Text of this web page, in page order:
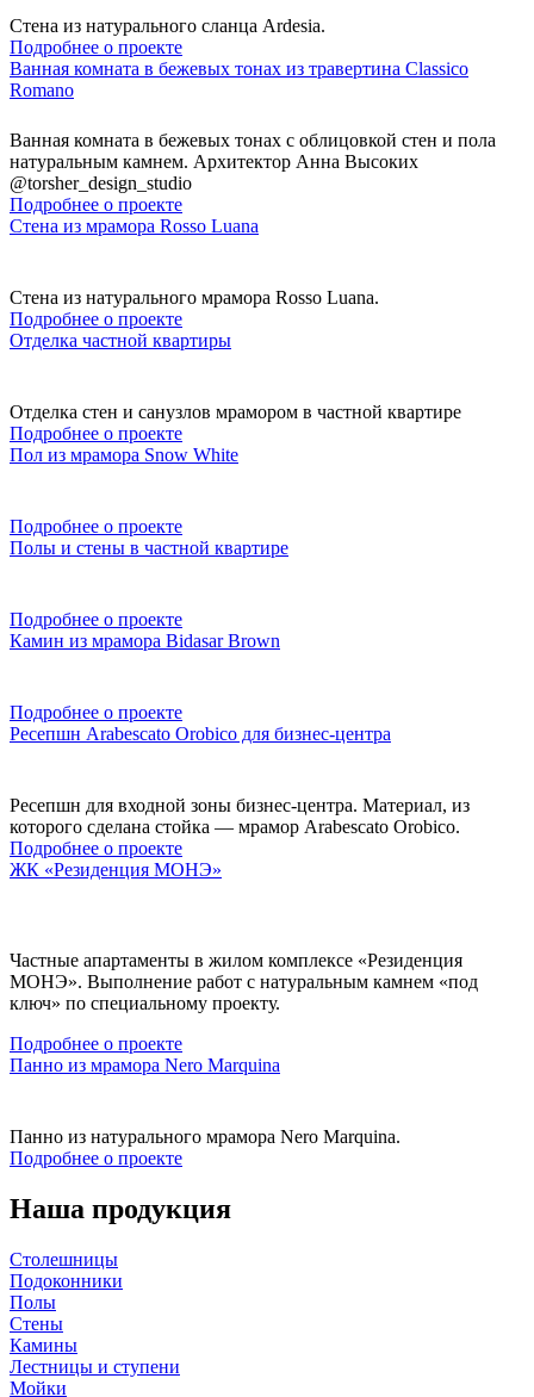
Стена из натурального сланца Ardesia.
Подробнее о проекте
Ванная комната в бежевых тонах из травертина Classico
Romano
Ванная комната в бежевых тонах с облицовкой стен и пола
натуральным камнем. Архитектор Анна Высоких
@torsher_design_studio
Подробнее о проекте
Стена из мрамора Rosso Luana
Стена из натурального мрамора Rosso Luana.
Подробнее о проекте
Отделка частной квартиры
Отделка стен и санузлов мрамором в частной квартире
Подробнее о проекте
Пол из мрамора Snow White
Подробнее о проекте
Полы и стены в частной квартире
Подробнее о проекте
Камин из мрамора Bidasar Brown
Подробнее о проекте
Ресепшн Arabescato Orobico для бизнес-центра
Ресепшн для входной зоны бизнес-центра. Материал, из
которого сделана стойка — мрамор Arabescato Orobico.
Подробнее о проекте
ЖК «Резиденция МОНЭ»
Частные апартаменты в жилом комплексе «Резиденция
МОНЭ». Выполнение работ с натуральным камнем «под
ключ» по специальному проекту.
Подробнее о проекте
Панно из мрамора Nero Marquina
Панно из натурального мрамора Nero Marquina.
Подробнее о проекте
Наша продукция
Столешницы
Подоконники
Полы
Стены
Камины
Лестницы и ступени
Мойки